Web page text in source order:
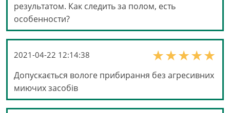
результатом. Как следить за полом, есть
особенности?
2021-04-22 12:14:38
Допускається вологе прибирання без агресивних
миючих засобів